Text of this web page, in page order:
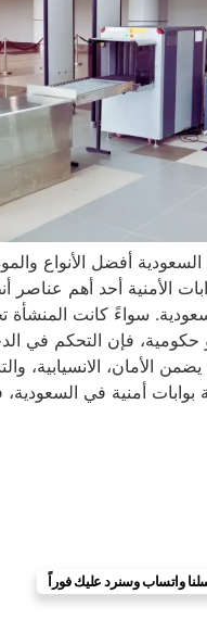
أفضل الأنواع
الأمنية أحد أهم عناصر
سواءً كانت المنشأة
حكومية، فإن التحكم في
يضمن الأمان، الانسيابية،
أمنية في
واتساب وسنرد عليك فوراً